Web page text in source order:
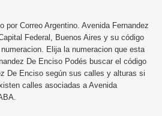
por Correo Argentino. Avenida Fernandez
Federal, Buenos Aires y su código
Elija la numeracion que esta
De Enciso Podés buscar el código
De Enciso según sus calles y alturas si
calles asociadas a Avenida